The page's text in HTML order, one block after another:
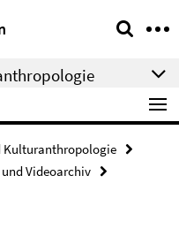
Kulturanthropologie
Videoarchiv